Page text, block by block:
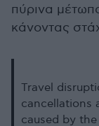
πύρινα
κάνοντας
Travel
cancellations
caused by